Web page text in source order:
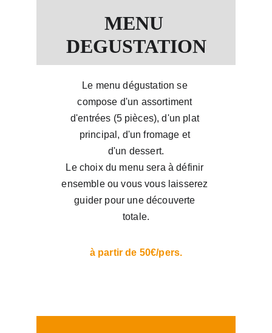
MENU
DEGUSTATION
Le menu dégustation se
compose d'un assortiment
d'entrées (5 pièces), d'un plat
principal, d'un fromage et
d'un dessert.
Le choix du menu sera à définir
ensemble ou vous vous laisserez
guider pour une découverte
totale.
à partir de 50€/pers.